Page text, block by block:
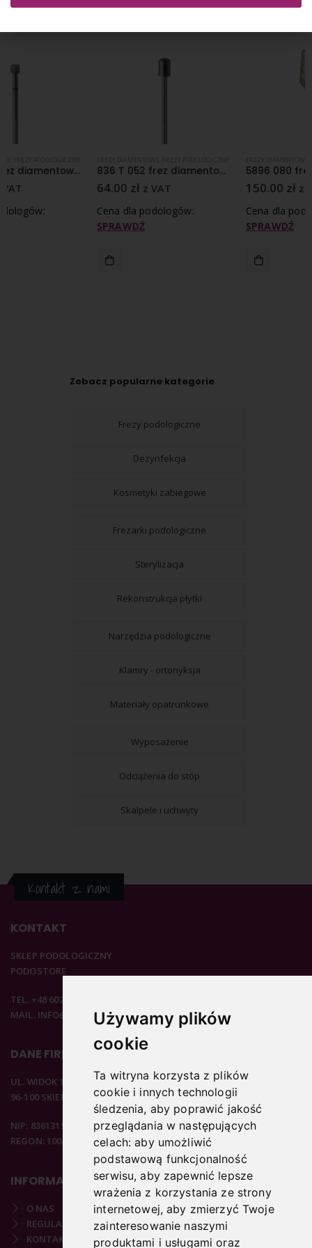
Używamy plików
cookie
Ta witryna korzysta z plików
cookie i innych technologii
śledzenia, aby poprawić jakość
przeglądania w następujących
celach:aby umożliwić
podstawową funkcjonalność
serwisu,aby zapewnić lepsze
wrażenia z korzystania ze strony
internetowej,aby zmierzyć Twoje
zainteresowanie naszymi
produktami i usługami oraz
836 T 052 frez diamentowy średnioziarnisty nasyp
64.00
Cena dla podologów:
5896 080 frez diamentowy super gruboziarnisty nasyp
150.00
Cena dla podologów:
Zobacz popularne kategorie
Frezy podologiczne
Dezynfekcja
Kosmetyki zabiegowe
Frezarki podologiczne
Sterylizacja
Rekonstrukcja płytki
Narzędzia podologiczne
Klamry - ortonyksja
Materiały opatrunkowe
Wyposażenie
Odciążenia do stóp
Skalpele i uchwyty
Kontakt z nami
KONTAKT
SKLEP PODOLOGICZNY
PODOSTORE
TEL. +48 602 537 894
MAIL. INFO@PODOSTORE.PL
DANE FIRMOWE
UL. WIDOK 15B
96-100 SKIERNIEWICE
NIP: 8361319313
REGON: 100297020
INFORMACJE
O NAS
REGULAMIN
KONTAKT